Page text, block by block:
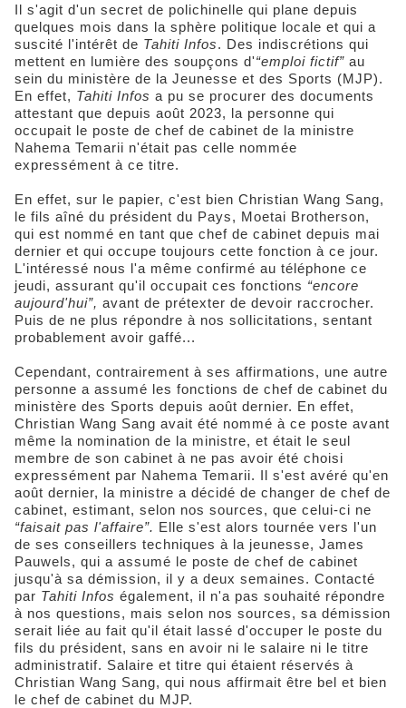
Il s'agit d'un secret de polichinelle qui plane depuis
quelques mois dans la sphère politique locale et qui a
suscité l'intérêt de Tahiti Infos. Des indiscrétions qui
mettent en lumière des soupçons d'“emploi fictif” au
sein du ministère de la Jeunesse et des Sports (MJP).
En effet, Tahiti Infos a pu se procurer des documents
attestant que depuis août 2023, la personne qui
occupait le poste de chef de cabinet de la ministre
Nahema Temarii n'était pas celle nommée
expressément à ce titre.
En effet, sur le papier, c'est bien Christian Wang Sang,
le fils aîné du président du Pays, Moetai Brotherson,
qui est nommé en tant que chef de cabinet depuis mai
dernier et qui occupe toujours cette fonction à ce jour.
L'intéressé nous l'a même confirmé au téléphone ce
jeudi, assurant qu'il occupait ces fonctions “encore
aujourd'hui”, avant de prétexter de devoir raccrocher.
Puis de ne plus répondre à nos sollicitations, sentant
probablement avoir gaffé...
Cependant, contrairement à ses affirmations, une autre
personne a assumé les fonctions de chef de cabinet du
ministère des Sports depuis août dernier. En effet,
Christian Wang Sang avait été nommé à ce poste avant
même la nomination de la ministre, et était le seul
membre de son cabinet à ne pas avoir été choisi
expressément par Nahema Temarii. Il s'est avéré qu'en
août dernier, la ministre a décidé de changer de chef de
cabinet, estimant, selon nos sources, que celui-ci ne
“faisait pas l'affaire”. Elle s'est alors tournée vers l'un
de ses conseillers techniques à la jeunesse, James
Pauwels, qui a assumé le poste de chef de cabinet
jusqu'à sa démission, il y a deux semaines. Contacté
par Tahiti Infos également, il n'a pas souhaité répondre
à nos questions, mais selon nos sources, sa démission
serait liée au fait qu'il était lassé d'occuper le poste du
fils du président, sans en avoir ni le salaire ni le titre
administratif. Salaire et titre qui étaient réservés à
Christian Wang Sang, qui nous affirmait être bel et bien
le chef de cabinet du MJP.